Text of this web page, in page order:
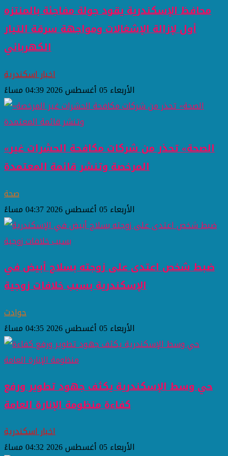
محافظ الإسكندرية يقود جولة مفاجئة بالمنتزه
أول لإزالة الإشغالات ومواجهة سرقة التيار
الكهربائي
اخبار اسكندرية
الأربعاء 05 أغسطس 2026 04:39 مساءً
«الصحة» تحذر من شركات مكافحة الحشرات غير
المرخصة وتنشر قائمة المعتمدة
صحة
الأربعاء 05 أغسطس 2026 04:37 مساءً
ضبط شخص اعتدى على زوجته بسلاح أبيض في
الإسكندرية بسبب خلافات زوجية
حوادث
الأربعاء 05 أغسطس 2026 04:35 مساءً
حي وسط الإسكندرية يكثف جهود تطوير ورفع
كفاءة منظومة الإنارة العامة
اخبار اسكندرية
الأربعاء 05 أغسطس 2026 04:32 مساءً